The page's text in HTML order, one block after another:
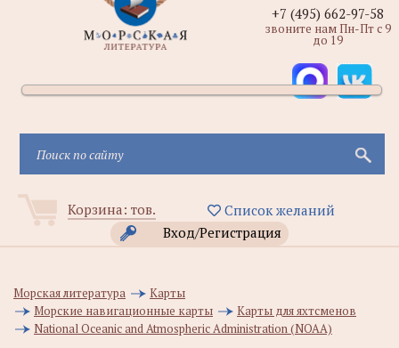
Корзина: тов.
Список желаний
Вход/Регистрация
+7 (495) 662-97-58
звоните нам Пн-Пт с 9
до 19
Морская литература
Карты
Морские навигационные карты
Карты для яхтсменов
National Oceanic and Atmospheric Administration (NOAA)